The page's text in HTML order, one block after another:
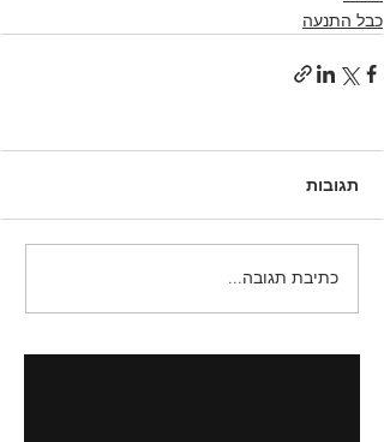
כבל התנעה
תגובות
כתיבת תגובה...